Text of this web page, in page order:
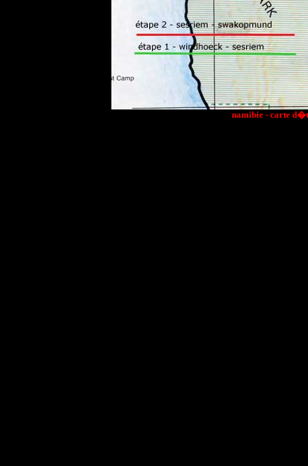
namibie - carte